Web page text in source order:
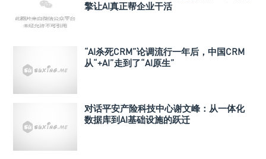
擎让AI真正帮企业干活
“AI杀死CRM”论调流行一年后，中国CRM
从“+AI”走到了“AI原生”
对话平安产险科技中心谢文峰：从一体化
数据库到AI基础设施的跃迁